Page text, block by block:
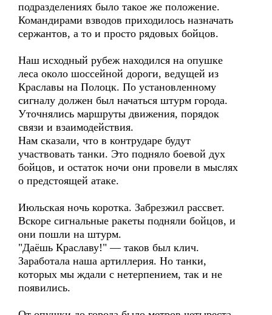
подразделениях было такое же положение.
Командирами взводов приходилось назначать
сержантов, а то и просто рядовых бойцов.
Наш исходный рубеж находился на опушке
леса около шоссейной дороги, ведущей из
Краславы на Полоцк. По установленному
сигналу должен был начаться штурм города.
Уточнялись маршруты движения, порядок
связи и взаимодействия.
Нам сказали, что в контрударе будут
участвовать танки. Это подняло боевой дух
бойцов, и остаток ночи они провели в мыслях
о предстоящей атаке.
Июльская ночь коротка. Забрезжил рассвет.
Вскоре сигнальные ракеты подняли бойцов, и
они пошли на штурм.
"Даёшь Краславу!" — таков был клич.
Заработала наша артиллерия. Но танки,
которых мы ждали с нетерпением, так и не
появились.